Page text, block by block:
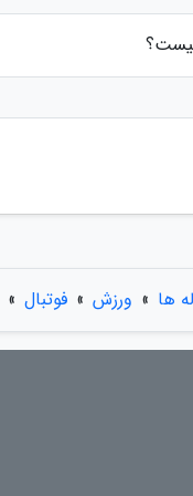
ها » ورزش » فوتبال »